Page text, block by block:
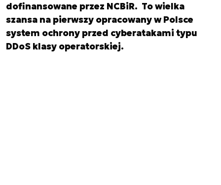
dofinansowane przez NCBiR. To wielka
szansa na pierwszy opracowany w Polsce
system ochrony przed cyberatakami typu
DDoS klasy operatorskiej.